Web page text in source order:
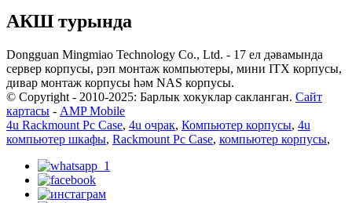
АКШ турында
Dongguan Mingmiao Technology Co., Ltd. - 17 ел дәвамында
сервер корпусы, рэп монтаж компьютеры, мини ITX корпусы,
дивар монтаж корпусы һәм NAS корпусы.
© Copyright - 2010-2025: Барлык хокуклар сакланган. Сайт
картасы - AMP Mobile
4u Rackmount Pc Case, 4u очрак, Компьютер корпусы, 4u
компьютер шкафы, Rackmount Pc Case, компьютер корпусы,